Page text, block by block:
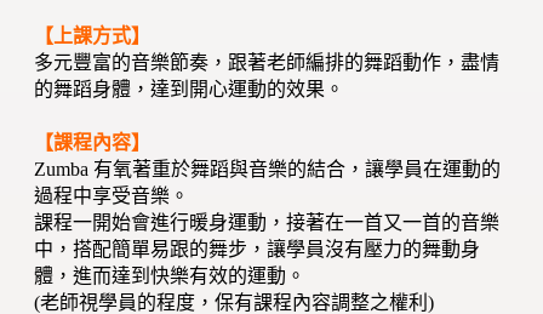
【上課方式】
多元豐富的音樂節奏，跟著老師編排的舞蹈動作，盡情
的舞蹈身體，達到開心運動的效果。
【課程內容】
Zumba 有氧著重於舞蹈與音樂的結合，讓學員在運動的
過程中享受音樂。
課程一開始會進行暖身運動，接著在一首又一首的音樂
中，搭配簡單易跟的舞步，讓學員沒有壓力的舞動身
體，進而達到快樂有效的運動。
(老師視學員的程度，保有課程內容調整之權利)